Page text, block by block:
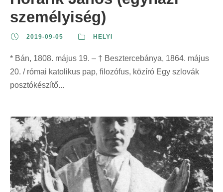
személyiség)
2019-09-05 HELYI
* Bán, 1808. május 19. – † Besztercebánya, 1864. május
20. / római katolikus pap, filozófus, közíró Egy szlovák
posztókészítő...